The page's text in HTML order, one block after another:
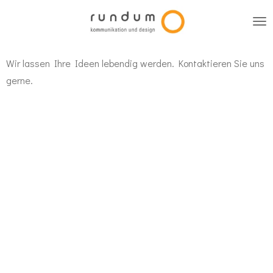
Wir lassen Ihre Ideen lebendig werden. Kontaktieren Sie uns
gerne.